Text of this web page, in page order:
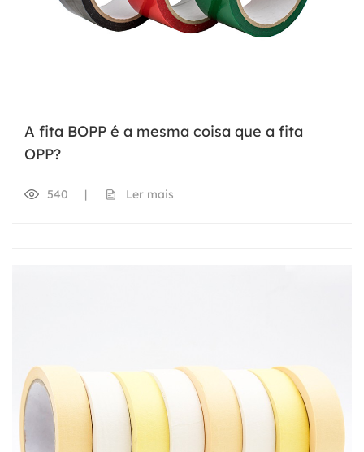
A fita BOPP é a mesma coisa que a fita
OPP?
540 | Ler mais